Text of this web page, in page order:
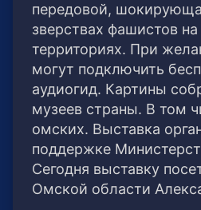
передовой,
зверствах фашистов
территориях. При
могут подключить
аудиогид. Картины
музеев страны. В том
омских. Выставка
поддержке
Сегодня выставку
Омской области